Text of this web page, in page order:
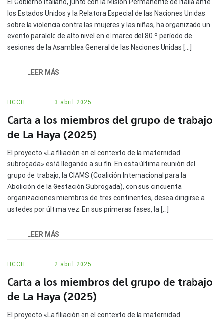
El Gobierno italiano, junto con la Misión Permanente de Italia ante
los Estados Unidos y la Relatora Especial de las Naciones Unidas
sobre la violencia contra las mujeres y las niñas, ha organizado un
evento paralelo de alto nivel en el marco del 80.º período de
sesiones de la Asamblea General de las Naciones Unidas […]
LEER MÁS
HCCH 3 abril 2025
Carta a los miembros del grupo de trabajo
de La Haya (2025)
El proyecto «La filiación en el contexto de la maternidad
subrogada» está llegando a su fin. En esta última reunión del
grupo de trabajo, la CIAMS (Coalición Internacional para la
Abolición de la Gestación Subrogada), con sus cincuenta
organizaciones miembros de tres continentes, desea dirigirse a
ustedes por última vez. En sus primeras fases, la […]
LEER MÁS
HCCH 2 abril 2025
Carta a los miembros del grupo de trabajo
de La Haya (2025)
El proyecto «La filiación en el contexto de la maternidad